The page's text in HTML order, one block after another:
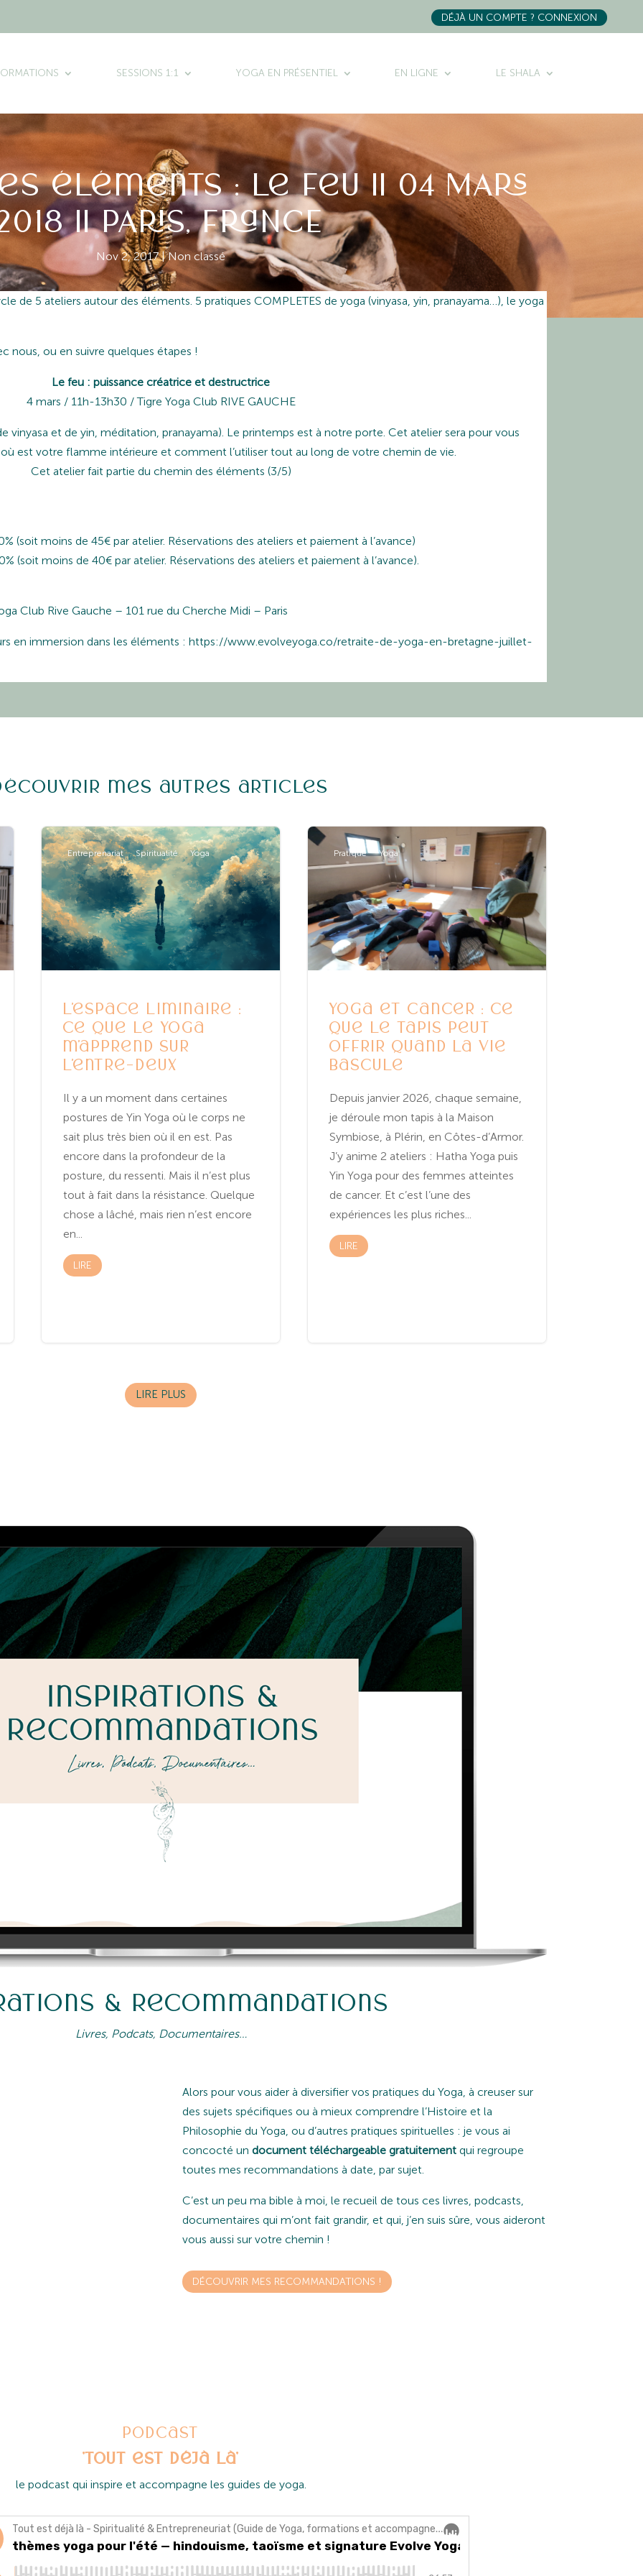
DÉJÀ UN COMPTE ? CONNEXION
SESSIONS 1:1 YOGA EN PRÉSENTIEL EN LIGNE LE SHALA
éléments : Le feu || 04 MARS
|| PARIS, FRANCE
Nov 2, 2017|Non classé
de 5 ateliers autour des éléments. 5 pratiques COMPLETES de yoga (vinyasa, yin, pranayama…), le yoga
nous, ou en suivre quelques étapes !
Le feu : puissance créatrice et destructrice
4 mars / 11h-13h30 / Tigre Yoga Club RIVE GAUCHE
vinyasa et de yin, méditation, pranayama). Le printemps est à notre porte. Cet atelier sera pour vous
est votre flamme intérieure et comment l’utiliser tout au long de votre chemin de vie.
Cet atelier fait partie du chemin des éléments (3/5)
(soit moins de 45€ par atelier. Réservations des ateliers et paiement à l’avance)
(soit moins de 40€ par atelier. Réservations des ateliers et paiement à l’avance).
Club Rive Gauche – 101 rue du Cherche Midi – Paris
en immersion dans les éléments : https://www.evolveyoga.co/retraite-de-yoga-en-bretagne-juillet-
mes autres articles
Entreprenariat Spiritualité Yoga
L’espace liminaire :
ce que le yoga
m’apprend sur
l’entre-deux
Il y a un moment dans certaines
postures de Yin Yoga où le corps ne
sait plus très bien où il en est. Pas
encore dans la profondeur de la
posture, du ressenti. Mais il n’est plus
tout à fait dans la résistance. Quelque
chose a lâché, mais rien n’est encore
en...
LIRE
Pratique Yoga
Yoga et cancer : ce
que le tapis peut
offrir quand la vie
bascule
Depuis janvier 2026, chaque semaine,
je déroule mon tapis à la Maison
Symbiose, à Plérin, en Côtes-d’Armor.
J’y anime 2 ateliers : Hatha Yoga puis
Yin Yoga pour des femmes atteintes
de cancer. Et c’est l’une des
expériences les plus riches...
LIRE
LIRE PLUS
& Recommandations
Livres, Podcats, Documentaires…
Alors pour vous aider à diversifier vos pratiques du Yoga, à creuser sur
des sujets spécifiques ou à mieux comprendre l’Histoire et la
Philosophie du Yoga, ou d’autres pratiques spirituelles : je vous ai
concocté un document téléchargeable gratuitementqui regroupe
toutes mes recommandations à date, par sujet.
C’est un peu ma bible à moi, le recueil de tous ces livres, podcasts,
documentaires qui m’ont fait grandir, et qui, j’en suis sûre, vous aideront
vous aussi sur votre chemin !
DÉCOUVRIR MES RECOMMANDATIONS !
Podcast
'Tout est déjà là'
le podcast qui inspire et accompagne les guides de yoga.